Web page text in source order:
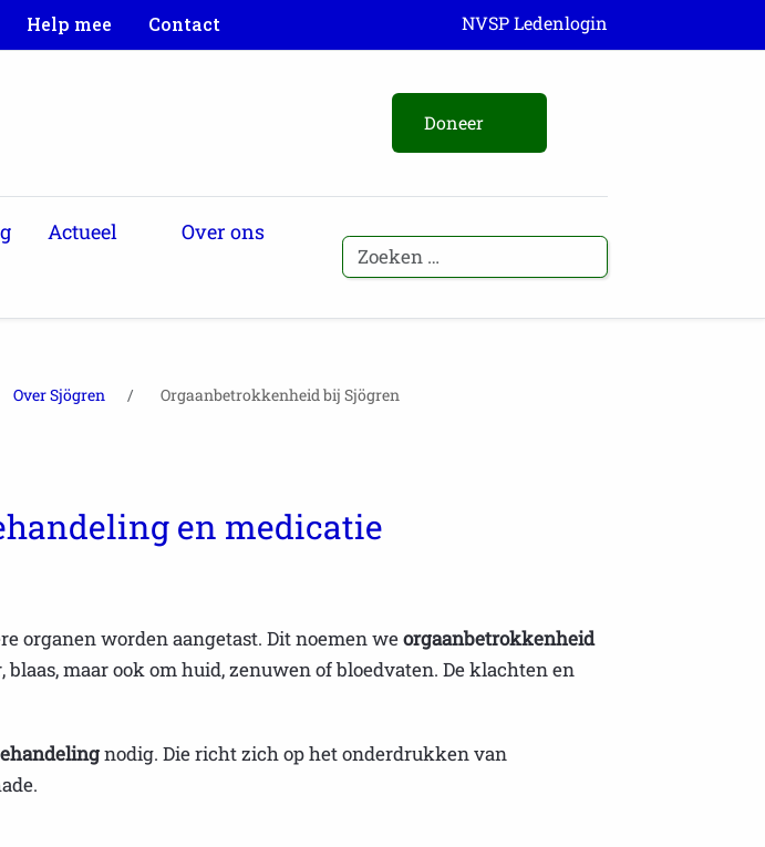
Help mee Contact NVSP Ledenlogin
Doneer
Actueel
Over ons
Over Sjögren Orgaanbetrokkenheid bij Sjögren
en medicatie
organen worden aangetast. Dit noemen weorgaanbetrokkenheid
maar ook om huid, zenuwen of bloedvaten. De klachten en
nodig. Die richt zich op het onderdrukken van